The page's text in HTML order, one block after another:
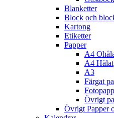
Blanketter
Block och
Kartong
Etiketter
Papper
A4
A4 Hålat
A3
Färgat
Övrigt
Övrigt Papper